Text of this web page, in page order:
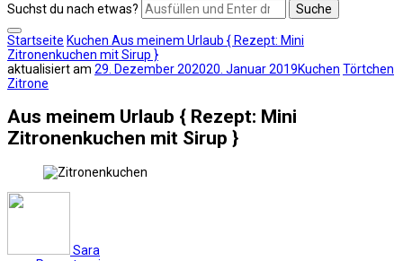
Suchst du nach etwas?
Startseite Kuchen Aus meinem Urlaub { Rezept: Mini
Zitronenkuchen mit Sirup }
aktualisiert am 29. Dezember 202020. Januar 2019Kuchen Törtchen
Zitrone
Aus meinem Urlaub { Rezept: Mini
Zitronenkuchen mit Sirup }
Sara